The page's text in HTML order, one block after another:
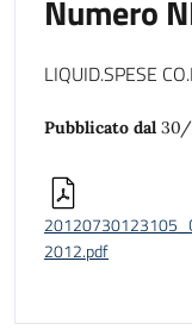
Numero
LIQUID.SPESE
Pubblicato dal 30/
2012.pdf